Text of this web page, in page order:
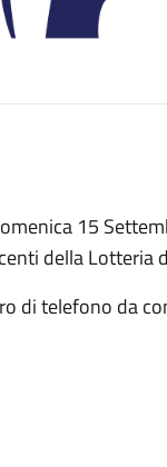
15
della Lotteria
di telefono da